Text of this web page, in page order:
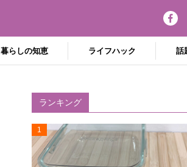
暮らしの知恵 ライフハック 話
ランキング
1